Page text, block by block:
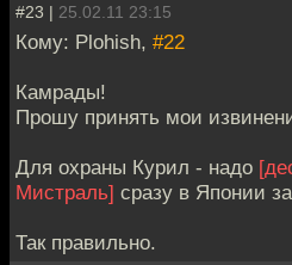
#23 | 25.02.11 23:15
Кому: Plohish, #22
Камрады!
Прошу принять мои
Для охраны Курил - надо
Мистраль] сразу в Японии
Так правильно.